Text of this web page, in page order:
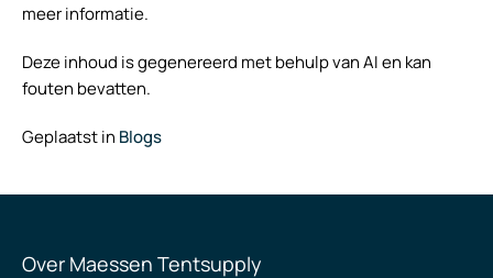
meer informatie.
Deze inhoud is gegenereerd met behulp van AI en kan
fouten bevatten.
Geplaatst in Blogs
Over Maessen Tentsupply